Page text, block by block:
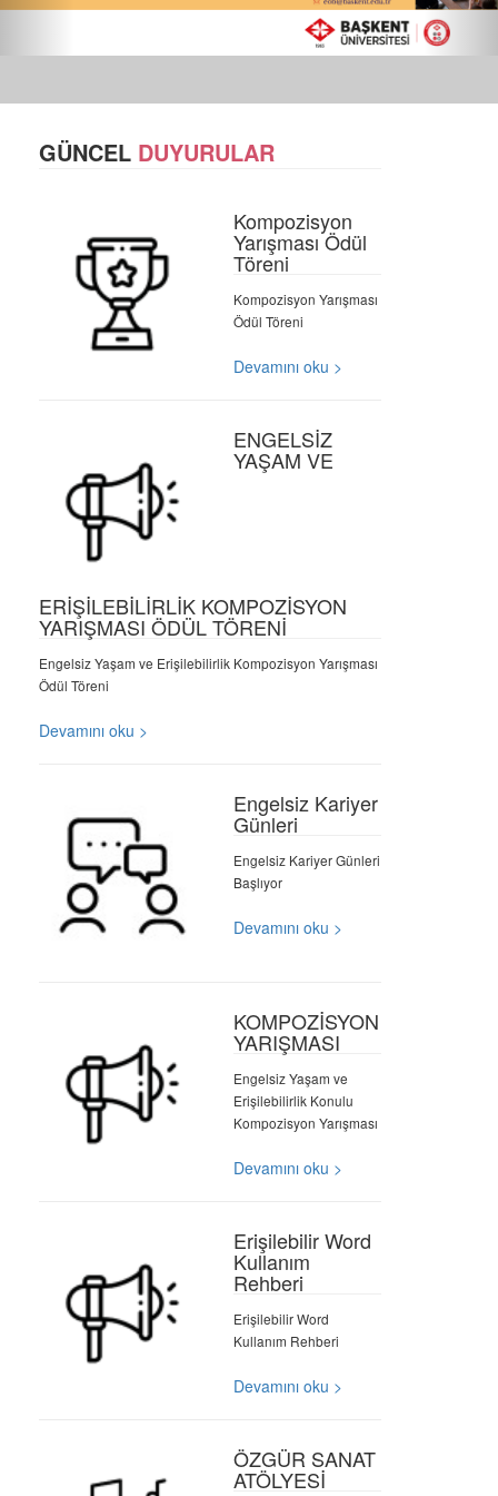
GÜNCEL DUYURULAR
Kompozisyon
Yarışması Ödül
Töreni
Kompozisyon Yarışması
Ödül Töreni
Devamını oku >
ENGELSİZ
YAŞAM VE
ERİŞİLEBİLİRLİK KOMPOZİSYON
YARIŞMASI ÖDÜL TÖRENİ
Engelsiz Yaşam ve Erişilebilirlik Kompozisyon Yarışması
Ödül Töreni
Devamını oku >
Engelsiz Kariyer
Günleri
Engelsiz Kariyer Günleri
Başlıyor
Devamını oku >
KOMPOZİSYON
YARIŞMASI
Engelsiz Yaşam ve
Erişilebilirlik Konulu
Kompozisyon Yarışması
Devamını oku >
Erişilebilir Word
Kullanım
Rehberi
Erişilebilir Word
Kullanım Rehberi
Devamını oku >
ÖZGÜR SANAT
ATÖLYESİ